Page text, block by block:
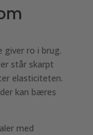
giver ro i brug.
står skarpt
elasticiteten.
kan bæres
med